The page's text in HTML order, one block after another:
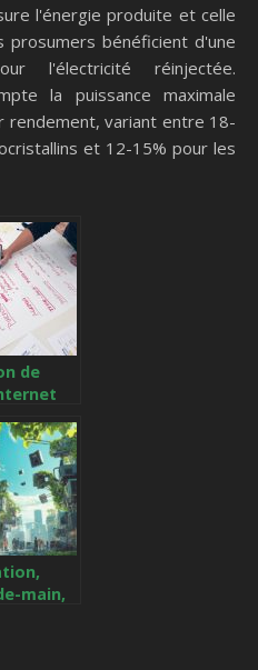
l'énergie produite et celle
prosumers bénéficient d'une
l'électricité réinjectée.
la puissance maximale
rendement, variant entre 18-
et 12-15% pour les
de
des
!
main,